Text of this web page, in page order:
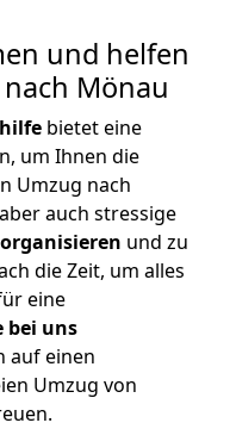
und helfen
Mönau
bietet eine
um Ihnen die
Umzug nach
auch stressige
organisieren und zu
die Zeit, um alles
eine
bei uns
auf einen
Umzug von